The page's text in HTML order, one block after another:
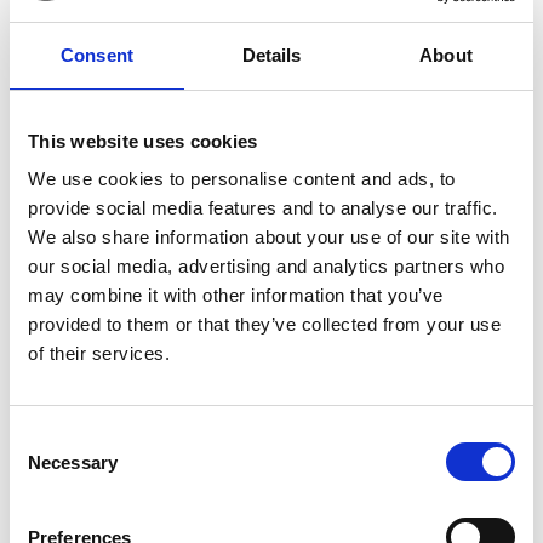
Consent Details About
This website uses cookies
We use cookies to personalise content and ads, to
provide social media features and to analyse our traffic.
We also share information about your use of our site with
our social media, advertising and analytics partners who
may combine it with other information that you’ve
provided to them or that they’ve collected from your use
of their services.
Selection
Necessary
Preferences
non trova più stimoli e fantasia per scrivere un nuovo
testo.
personaggi delle sue vecchie commedie, che l’aiuterà a